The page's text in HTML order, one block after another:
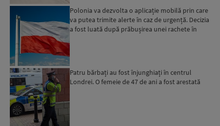
Polonia va dezvolta o aplicație mobilă prin care
va putea trimite alerte în caz de urgență. Decizia
a fost luată după prăbușirea unei rachete în
Patru bărbați au fost înjunghiați în centrul
Londrei. O femeie de 47 de ani a fost arestată